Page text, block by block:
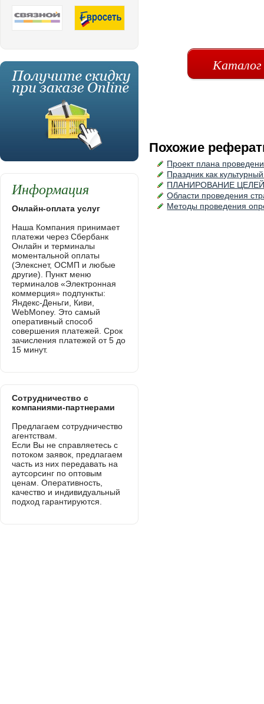
Похожие
Проект плана
Праздник как
ПЛАНИРОВАНИЕ
Области проведения
Методы проведения
Информация
Онлайн-оплата услуг
Наша Компания принимает
платежи через Сбербанк
Онлайн и терминалы
моментальной оплаты
(Элекснет, ОСМП и любые
другие). Пункт меню
терминалов «Электронная
коммерция» подпункты:
Яндекс-Деньги, Киви,
WebMoney. Это самый
оперативный способ
совершения платежей. Срок
зачисления платежей от 5 до
15 минут.
Сотрудничество с
компаниями-партнерами
Предлагаем сотрудничество
агентствам.
Если Вы не справляетесь с
потоком заявок, предлагаем
часть из них передавать на
аутсорсинг по оптовым
ценам. Оперативность,
качество и индивидуальный
подход гарантируются.